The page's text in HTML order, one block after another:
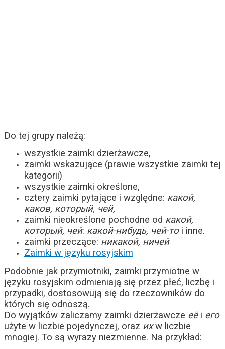
Do tej grupy należą:
wszystkie zaimki dzierżawcze,
zaimki wskazujące (prawie wszystkie zaimki tej
kategorii)
wszystkie zaimki określone,
cztery zaimki pytające i względne: какой,
каков, который, чей,
zaimki nieokreślone pochodne od какой,
который, чей: какой-нибудь, чей-тоi inne.
zaimki przeczące: никакой, ничей
Zaimki w języku rosyjskim
Podobnie jak przymiotniki, zaimki przymiotne w
języku rosyjskim odmieniają się przez płeć, liczbę i
przypadki, dostosowują się do rzeczowników do
których się odnoszą.
Do wyjątków zaliczamy zaimki dzierżawcze еёi его
użyte w liczbie pojedynczej, oraz ихw liczbie
mnogiej. To są wyrazy niezmienne. Na przykład: